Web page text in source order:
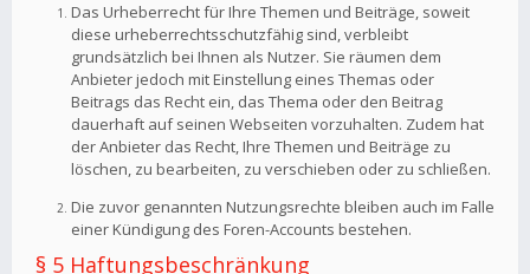
Das Urheberrecht für Ihre Themen und Beiträge, soweit
diese urheberrechtsschutzfähig sind, verbleibt
grundsätzlich bei Ihnen als Nutzer. Sie räumen dem
Anbieter jedoch mit Einstellung eines Themas oder
Beitrags das Recht ein, das Thema oder den Beitrag
dauerhaft auf seinen Webseiten vorzuhalten. Zudem hat
der Anbieter das Recht, Ihre Themen und Beiträge zu
löschen, zu bearbeiten, zu verschieben oder zu schließen.
Die zuvor genannten Nutzungsrechte bleiben auch im Falle
einer Kündigung des Foren-Accounts bestehen.
§ 5 Haftungsbeschränkung